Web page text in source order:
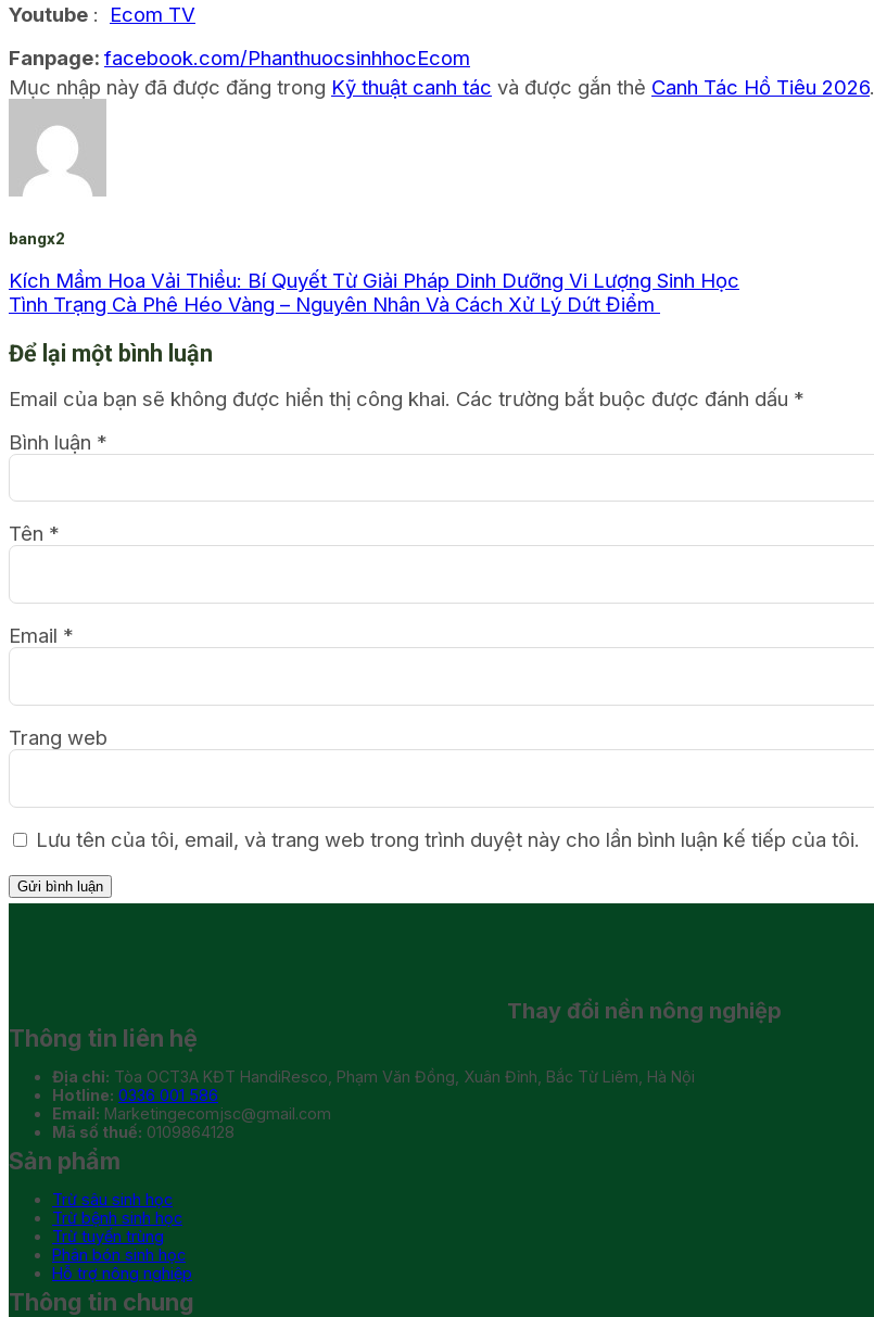
Youtube : Ecom TV
Fanpage: facebook.com/PhanthuocsinhhocEcom
Mục nhập này đã được đăng trong Kỹ thuật canh tác và được gắn thẻ Canh Tác Hồ Tiêu 2026.
bangx2
Kích Mầm Hoa Vải Thiều: Bí Quyết Từ Giải Pháp Dinh Dưỡng Vi Lượng Sinh Học
Tình Trạng Cà Phê Héo Vàng – Nguyên Nhân Và Cách Xử Lý Dứt Điểm
Để lại một bình luận
Email của bạn sẽ không được hiển thị công khai. Các trường bắt buộc được đánh dấu *
Bình luận *
Tên *
Email *
Trang web
Lưu tên của tôi, email, và trang web trong trình duyệt này cho lần bình luận kế tiếp của tôi.
Thay đổi nền nông nghiệp
Thông tin liên hệ
Địa chỉ: Tòa OCT3A KĐT HandiResco, Phạm Văn Đồng, Xuân Đỉnh, Bắc Từ Liêm, Hà Nội
Hotline: 0336 001 586
Email: Marketingecomjsc@gmail.com
Mã số thuế: 0109864128
Sản phẩm
Trừ sâu sinh học
Trừ bệnh sinh học
Trừ tuyến trùng
Phân bón sinh học
Hỗ trợ nông nghiệp
Thông tin chung